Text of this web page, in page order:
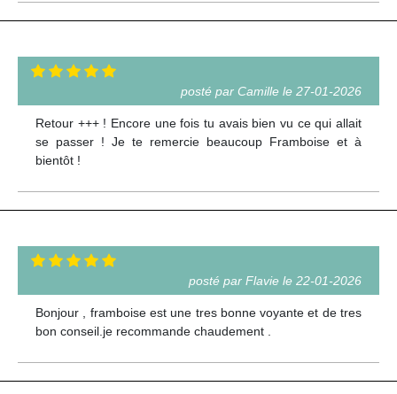
posté par Camille le 27-01-2026
Retour +++ ! Encore une fois tu avais bien vu ce qui allait
se passer ! Je te remercie beaucoup Framboise et à
bientôt !
posté par Flavie le 22-01-2026
Bonjour , framboise est une tres bonne voyante et de tres
bon conseil.je recommande chaudement .